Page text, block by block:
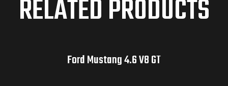
RELATED PRODUCTS
Ford Mustang 4.6 V8 GT